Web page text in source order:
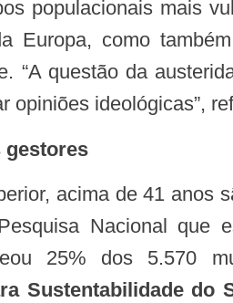
populacionais mais
Europa, como
“A questão da
opiniões ideológicas”,
gestores
acima de 41 anos
Nacional que
25% dos 5.570
Sustentabilidade do